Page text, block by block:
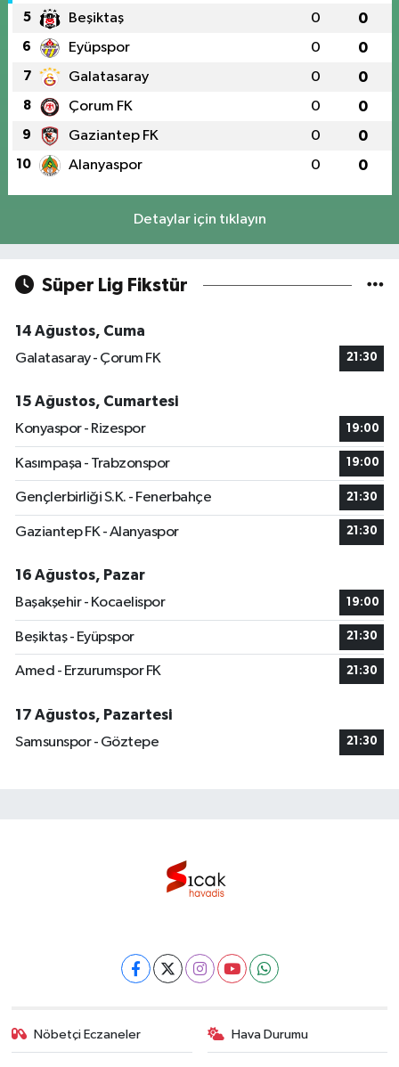
5 Beşiktaş 0 0
6 Eyüpspor 0 0
7 Galatasaray 0 0
8 Çorum FK 0 0
9 Gaziantep FK 0 0
10 Alanyaspor 0 0
Detaylar için tıklayın
Süper Lig Fikstür
14 Ağustos, Cuma
Galatasaray - Çorum FK
21:30
15 Ağustos, Cumartesi
Konyaspor - Rizespor
19:00
Kasımpaşa - Trabzonspor 19:00
Gençlerbirliği S.K. - Fenerbahçe 21:30
Gaziantep FK - Alanyaspor 21:30
16 Ağustos, Pazar
Başakşehir - Kocaelispor
19:00
Beşiktaş - Eyüpspor 21:30
Amed - Erzurumspor FK 21:30
17 Ağustos, Pazartesi
Samsunspor - Göztepe
21:30
Nöbetçi Eczaneler Hava Durumu